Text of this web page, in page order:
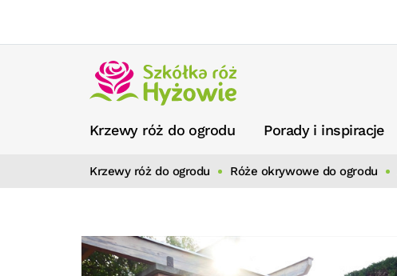
Krzewy róż do ogrodu Porady i inspiracje
Krzewy róż do ogrodu Róże okrywowe do ogrodu